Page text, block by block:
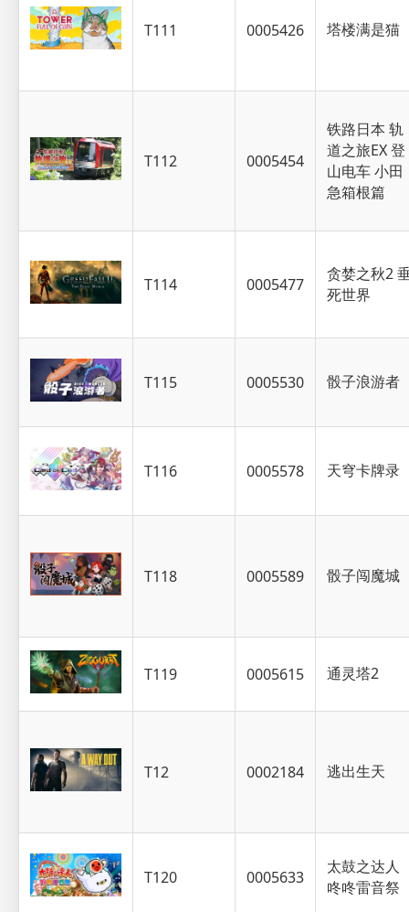
T111 0005426 塔楼满是猫
T112 0005454
铁路日本 轨
道之旅EX 登
山电车 小田
急箱根篇
T114 0005477
贪婪之秋2
死世界
T115 0005530 骰子浪游者
T116 0005578 天穹卡牌录
T118 0005589 骰子闯魔城
T119 0005615 通灵塔2
T12 0002184 逃出生天
T120 0005633
太鼓之达人
咚咚雷音祭